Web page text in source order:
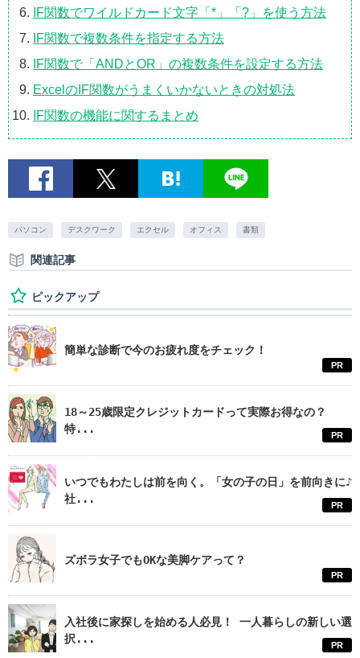
IF関数でワイルドカード文字「*」「?」を使う方法
IF関数で複数条件を指定する方法
IF関数で「ANDとOR」の複数条件を設定する方法
ExcelのIF関数がうまくいかないときの対処法
IF関数の機能に関するまとめ
パソコン デスクワーク エクセル オフィス 書類
関連記事
ピックアップ
簡単な診断で今のお疲れ度をチェック！
PR
18～25歳限定クレジットカードって実際お得なの？
特...
PR
いつでもわたしは前を向く。「女の子の日」を前向きに♪
社...
PR
ズボラ女子でもOKな美脚ケアって？
PR
入社後に家探しを始める人必見！ 一人暮らしの新しい選
択...
PR